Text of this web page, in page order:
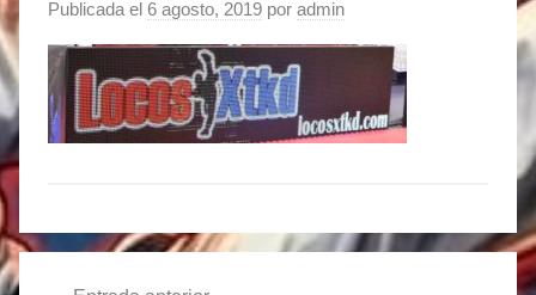
Publicada el 6 agosto, 2019 por admin
Navegación